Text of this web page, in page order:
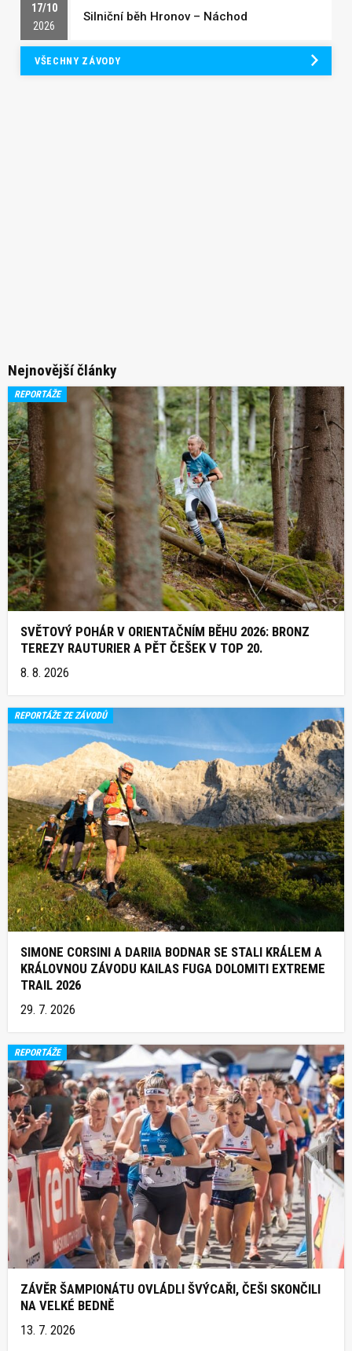
17/10
2026
Silniční běh Hronov – Náchod
VŠECHNY ZÁVODY
Nejnovější články
REPORTÁŽE
SVĚTOVÝ POHÁR V ORIENTAČNÍM BĚHU 2026: BRONZ
TEREZY RAUTURIER A PĚT ČEŠEK V TOP 20.
8. 8. 2026
REPORTÁŽE ZE ZÁVODŮ
SIMONE CORSINI A DARIIA BODNAR SE STALI KRÁLEM A
KRÁLOVNOU ZÁVODU KAILAS FUGA DOLOMITI EXTREME
TRAIL 2026
29. 7. 2026
REPORTÁŽE
ZÁVĚR ŠAMPIONÁTU OVLÁDLI ŠVÝCAŘI, ČEŠI SKONČILI
NA VELKÉ BEDNĚ
13. 7. 2026